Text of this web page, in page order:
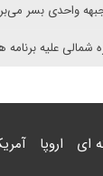
واحدی بسر
شمالی علیه برنامه
ای اروپا